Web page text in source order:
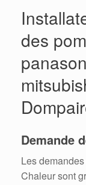
des
Demande
Les
Chaleur sont